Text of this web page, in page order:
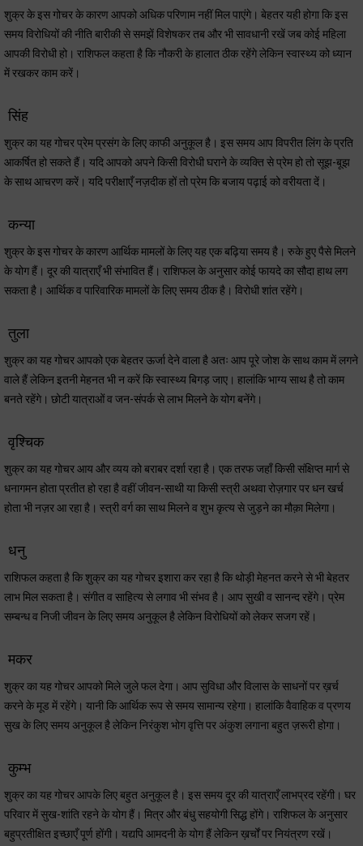
शुक्र के इस गोचर के कारण आपको अधिक परिणाम नहीं मिल पाएंगे। बेहतर यही होगा कि इस
समय विरोधियों की नीति बारीकी से समझें विशेषकर तब और भी सावधानी रखें जब कोई महिला
आपकी विरोधी हो। राशिफल कहता है कि नौकरी के हालात ठीक रहेंगे लेकिन स्वास्थ्य को ध्यान
में रखकर काम करें।
सिंह
शुक्र का यह गोचर प्रेम प्रसंग के लिए काफी अनुकूल है। इस समय आप विपरीत लिंग के प्रति
आकर्षित हो सकते हैं। यदि आपको अपने किसी विरोधी घराने के व्यक्ति से प्रेम हो तो सूझ-बूझ
के साथ आचरण करें। यदि परीक्षाएँ नज़दीक हों तो प्रेम कि बजाय पढ़ाई को वरीयता दें।
कन्या
शुक्र के इस गोचर के कारण आर्थिक मामलों के लिए यह एक बढ़िया समय है। रुके हुए पैसे मिलने
के योग हैं। दूर की यात्राएँ भी संभावित हैं। राशिफल के अनुसार कोई फायदे का सौदा हाथ लग
सकता है। आर्थिक व पारिवारिक मामलों के लिए समय ठीक है। विरोधी शांत रहेंगे।
तुला
शुक्र का यह गोचर आपको एक बेहतर ऊर्जा देने वाला है अतः आप पूरे जोश के साथ काम में लगने
वाले हैं लेकिन इतनी मेहनत भी न करें कि स्वास्थ्य बिगड़ जाए। हालांकि भाग्य साथ है तो काम
बनते रहेंगे। छोटी यात्राओं व जन-संपर्क से लाभ मिलने के योग बनेंगे।
वृश्चिक
शुक्र का यह गोचर आय और व्यय को बराबर दर्शा रहा है। एक तरफ जहाँ किसी संक्षिप्त मार्ग से
धनागमन होता प्रतीत हो रहा है वहीं जीवन-साथी या किसी स्त्री अथवा रोज़गार पर धन खर्च
होता भी नज़र आ रहा है। स्त्री वर्ग का साथ मिलने व शुभ कृत्य से जुड़ने का मौक़ा मिलेगा।
धनु
राशिफल कहता है कि शुक्र का यह गोचर इशारा कर रहा है कि थोड़ी मेहनत करने से भी बेहतर
लाभ मिल सकता है। संगीत व साहित्य से लगाव भी संभव है। आप सुखी व सानन्द रहेंगे। प्रेम
सम्बन्ध व निजी जीवन के लिए समय अनुकूल है लेकिन विरोधियों को लेकर सजग रहें।
मकर
शुक्र का यह गोचर आपको मिले जुले फल देगा। आप सुविधा और विलास के साधनों पर ख़र्च
करने के मूड में रहेंगे। यानी कि आर्थिक रूप से समय सामान्य रहेगा। हालांकि वैवाहिक व प्रणय
सुख के लिए समय अनुकूल है लेकिन निरंकुश भोग वृत्ति पर अंकुश लगाना बहुत ज़रूरी होगा।
कुम्भ
शुक्र का यह गोचर आपके लिए बहुत अनुकूल है। इस समय दूर की यात्राएँ लाभप्रद रहेंगी। घर
परिवार में सुख-शांति रहने के योग हैं। मित्र और बंधु सहयोगी सिद्ध होंगे। राशिफल के अनुसार
बहुप्रतीक्षित इच्छाएँ पूर्ण होंगी। यद्यपि आमदनी के योग हैं लेकिन ख़र्चों पर नियंत्रण रखें।